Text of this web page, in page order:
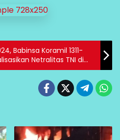
Babinsa Koramil 1311-
Netralitas TNI di